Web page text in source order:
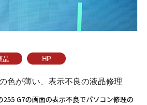
晶 HP
色が薄い、表示不良の液晶修理
255 G7の画面の表示不良でパソコン修理の